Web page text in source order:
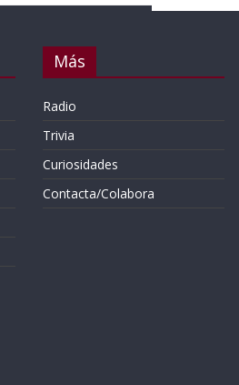
Más
Radio
Trivia
Curiosidades
Contacta/Colabora